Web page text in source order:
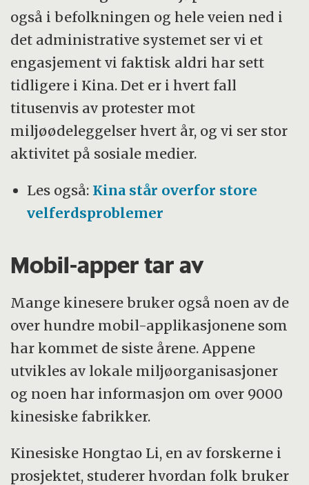
også i befolkningen og hele veien ned i
det administrative systemet ser vi et
engasjement vi faktisk aldri har sett
tidligere i Kina. Det er i hvert fall
titusenvis av protester mot
miljøødeleggelser hvert år, og vi ser stor
aktivitet på sosiale medier.
Les også: Kina står overfor store
velferdsproblemer
Mobil-apper tar av
Mange kinesere bruker også noen av de
over hundre mobil-applikasjonene som
har kommet de siste årene. Appene
utvikles av lokale miljøorganisasjoner
og noen har informasjon om over 9000
kinesiske fabrikker.
Kinesiske Hongtao Li, en av forskerne i
prosjektet, studerer hvordan folk bruker